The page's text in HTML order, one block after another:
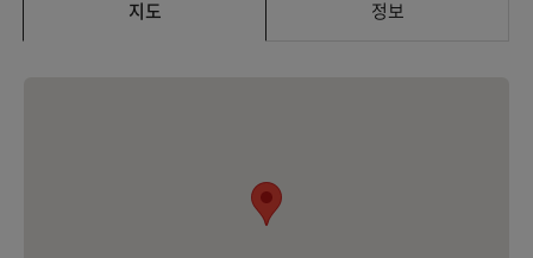
지도 정보